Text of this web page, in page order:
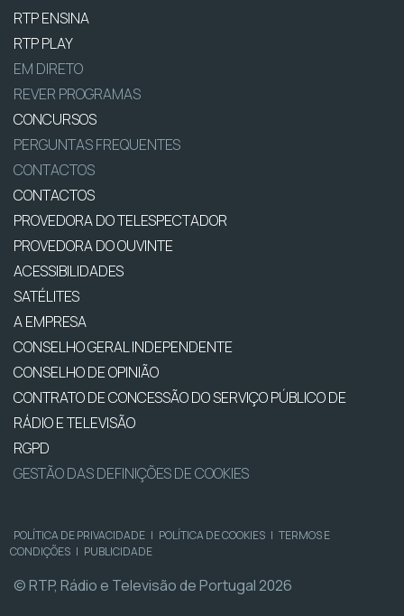
RTP ENSINA
RTP PLAY
EM DIRETO
REVER PROGRAMAS
CONCURSOS
PERGUNTAS FREQUENTES
CONTACTOS
CONTACTOS
PROVEDORA DO TELESPECTADOR
PROVEDORA DO OUVINTE
ACESSIBILIDADES
SATÉLITES
A EMPRESA
CONSELHO GERAL INDEPENDENTE
CONSELHO DE OPINIÃO
CONTRATO DE CONCESSÃO DO SERVIÇO PÚBLICO DE
RÁDIO E TELEVISÃO
RGPD
GESTÃO DAS DEFINIÇÕES DE COOKIES
POLÍTICA DE PRIVACIDADE | POLÍTICA DE COOKIES | TERMOS E
CONDIÇÕES | PUBLICIDADE
© RTP, Rádio e Televisão de Portugal 2026